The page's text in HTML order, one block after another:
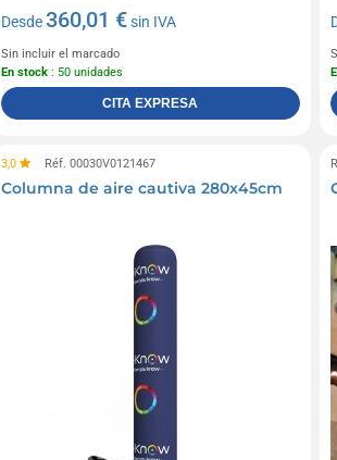
Desde360,01 €sin IVA
Sin incluir el marcado
En stock : 50 unidades
CITA EXPRESA
3,0 Réf. 00030V0121467
Columna de aire cautiva 280x45cm